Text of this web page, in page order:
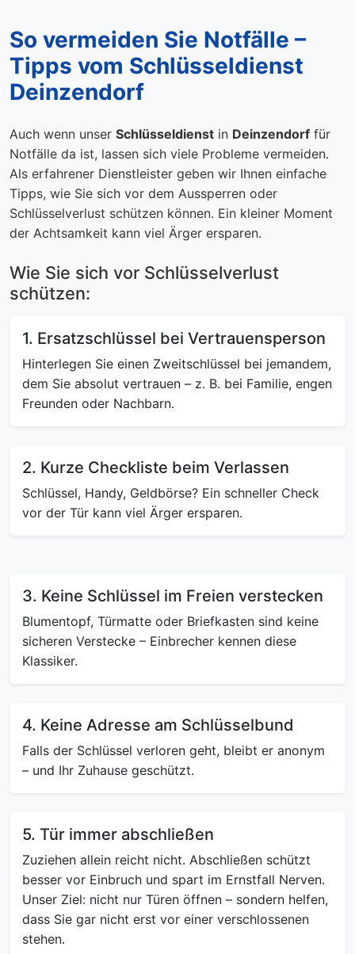
So vermeiden Sie Notfälle –
Tipps vom Schlüsseldienst
Deinzendorf
Auch wenn unser Schlüsseldienst in Deinzendorf für
Notfälle da ist, lassen sich viele Probleme vermeiden.
Als erfahrener Dienstleister geben wir Ihnen einfache
Tipps, wie Sie sich vor dem Aussperren oder
Schlüsselverlust schützen können. Ein kleiner Moment
der Achtsamkeit kann viel Ärger ersparen.
Wie Sie sich vor Schlüsselverlust
schützen:
1. Ersatzschlüssel bei Vertrauensperson
Hinterlegen Sie einen Zweitschlüssel bei jemandem,
dem Sie absolut vertrauen – z. B. bei Familie, engen
Freunden oder Nachbarn.
2. Kurze Checkliste beim Verlassen
Schlüssel, Handy, Geldbörse? Ein schneller Check
vor der Tür kann viel Ärger ersparen.
3. Keine Schlüssel im Freien verstecken
Blumentopf, Türmatte oder Briefkasten sind keine
sicheren Verstecke – Einbrecher kennen diese
Klassiker.
4. Keine Adresse am Schlüsselbund
Falls der Schlüssel verloren geht, bleibt er anonym
– und Ihr Zuhause geschützt.
5. Tür immer abschließen
Zuziehen allein reicht nicht. Abschließen schützt
besser vor Einbruch und spart im Ernstfall Nerven.
Unser Ziel: nicht nur Türen öffnen – sondern helfen,
dass Sie gar nicht erst vor einer verschlossenen
stehen.